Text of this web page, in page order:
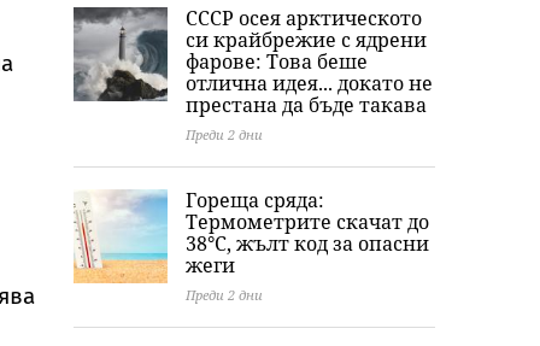
СССР осея арктическото
си крайбрежие с ядрени
фарове: Това беше
отлична идея... докато не
престана да бъде такава
Преди 2 дни
Гореща сряда:
Термометрите скачат до
38°C, жълт код за опасни
жеги
Преди 2 дни